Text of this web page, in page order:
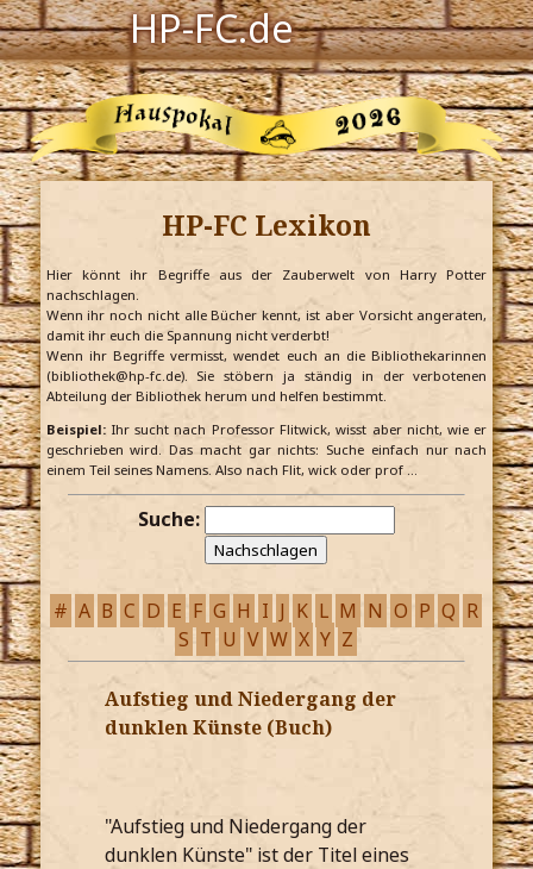
HP-FC.de
Navigation
Harry Potter
Der HP-FC
Hogwarts
Zauberwelt
Willkommen
Jetzt Fanclub-Mitglied werden!
HP-FC Lexikon
Hier könnt ihr Begriffe aus der Zauberwelt von Harry Potter
nachschlagen.
Wenn ihr noch nicht alle Bücher kennt, ist aber Vorsicht angeraten,
damit ihr euch die Spannung nicht verderbt!
Wenn ihr Begriffe vermisst, wendet euch an die Bibliothekarinnen
(bibliothek@hp-fc.de). Sie stöbern ja ständig in der verbotenen
Abteilung der Bibliothek herum und helfen bestimmt.
Beispiel:Ihr sucht nach Professor Flitwick, wisst aber nicht, wie er
geschrieben wird. Das macht gar nichts: Suche einfach nur nach
einem Teil seines Namens. Also nach Flit, wick oder prof …
Suche:
# A B C D E F G H I J K L M N O P Q R
S T U V W X Y Z
Aufstieg und Niedergang der
dunklen Künste (Buch)
"Aufstieg und Niedergang der
dunklen Künste" ist der Titel eines